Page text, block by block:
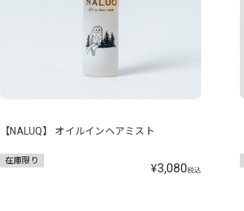
【NALUQ】 オイルインヘアミスト
在庫限り
¥3,080税込